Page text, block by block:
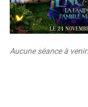
Aucune séance à venir.